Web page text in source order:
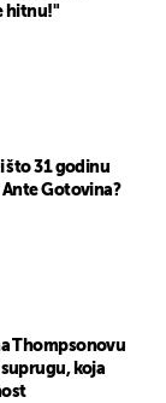
hitnu!"
što 31 godinu
Gotovina?
Thompsonovu
koja